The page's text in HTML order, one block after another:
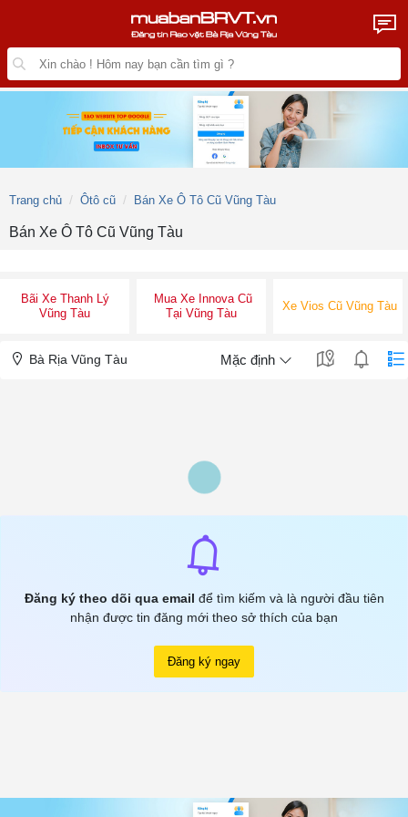
Trang chủ Ôtô cũ Bán Xe Ô Tô Cũ Vũng Tàu
Bán Xe Ô Tô Cũ Vũng Tàu
Bãi Xe Thanh Lý
Vũng Tàu
Mua Xe Innova Cũ
Tại Vũng Tàu
Xe Vios Cũ Vũng Tàu
Bà Rịa Vũng Tàu Mặc định
Đăng ký theo dõi qua email để tìm kiếm và là người đầu tiên
nhận được tin đăng mới theo sở thích của bạn
Đăng ký ngay